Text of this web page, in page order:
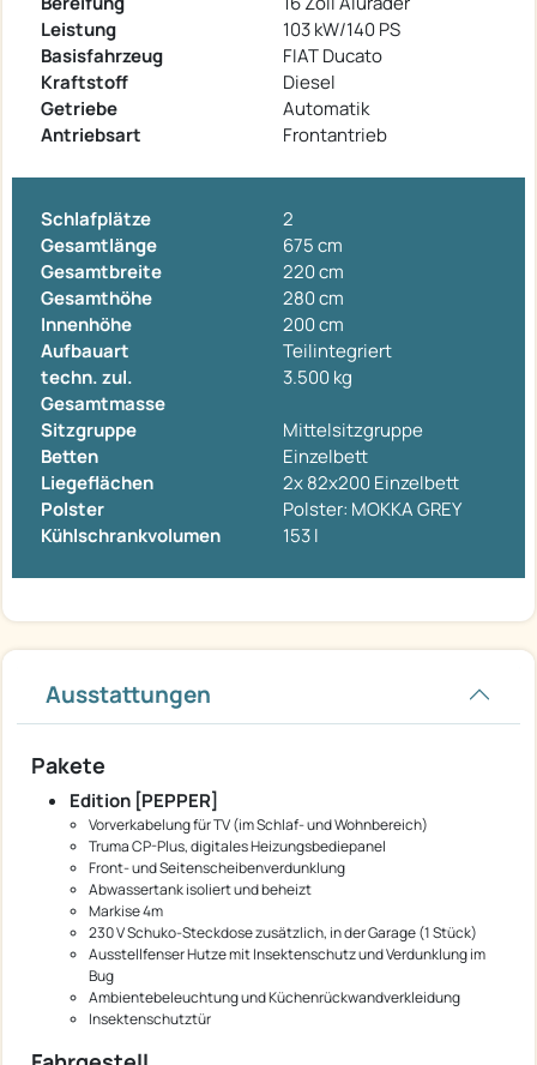
Leistung
103 kW/140 PS
Basisfahrzeug
FIAT Ducato
Kraftstoff
Diesel
Getriebe
Automatik
Antriebsart
Frontantrieb
Schlafplätze
2
Gesamtlänge
675 cm
Gesamtbreite
220 cm
Gesamthöhe
280 cm
Innenhöhe
200 cm
Aufbauart
Teilintegriert
techn. zul.
Gesamtmasse
3.500 kg
Sitzgruppe
Mittelsitzgruppe
Betten
Einzelbett
Liegeflächen
2x 82x200 Einzelbett
Polster
Polster: MOKKA GREY
Kühlschrankvolumen
153 l
Ausstattungen
Pakete
Edition [PEPPER]
Vorverkabelung für TV (im Schlaf- und Wohnbereich)
Truma CP-Plus, digitales Heizungsbediepanel
Front- und Seitenscheibenverdunklung
Abwassertank isoliert und beheizt
Markise 4m
230 V Schuko-Steckdose zusätzlich, in der Garage (1 Stück)
Ausstellfenser Hutze mit Insektenschutz und Verdunklung im
Bug
Ambientebeleuchtung und Küchenrückwandverkleidung
Insektenschutztür